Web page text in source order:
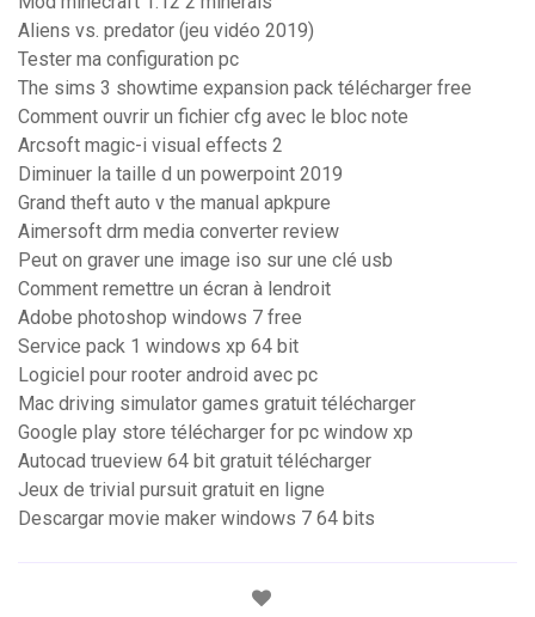
Aliens vs. predator (jeu vidéo 2019)
Tester ma configuration pc
The sims 3 showtime expansion pack télécharger free
Comment ouvrir un fichier cfg avec le bloc note
Arcsoft magic-i visual effects 2
Diminuer la taille d un powerpoint 2019
Grand theft auto v the manual apkpure
Aimersoft drm media converter review
Peut on graver une image iso sur une clé usb
Comment remettre un écran à lendroit
Adobe photoshop windows 7 free
Service pack 1 windows xp 64 bit
Logiciel pour rooter android avec pc
Mac driving simulator games gratuit télécharger
Google play store télécharger for pc window xp
Autocad trueview 64 bit gratuit télécharger
Jeux de trivial pursuit gratuit en ligne
Descargar movie maker windows 7 64 bits